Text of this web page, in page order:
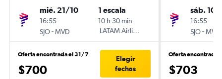
mié. 21/10
16:55
SJO-MVD
1 escala
10 h 30 min
LATAM Airlines
Oferta encontrada el 31/7
$700
Elegir
fechas
sáb. 10/
16:55
SJO-MVD
Oferta encontrada
$703